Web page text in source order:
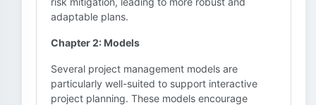
adaptable plans.
Chapter 2: Models
Several project management models are
particularly well-suited to support interactive
project planning. These models encourage